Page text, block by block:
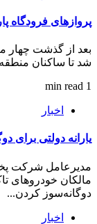
پروازهای فرودگاه
بعد از گذشت چهار
شد تا ساکنان
1 min read
اخبار
یارانه دولتی برای
مدیرعامل شرکت
دوگانه‌سوز کردن...
اخبار